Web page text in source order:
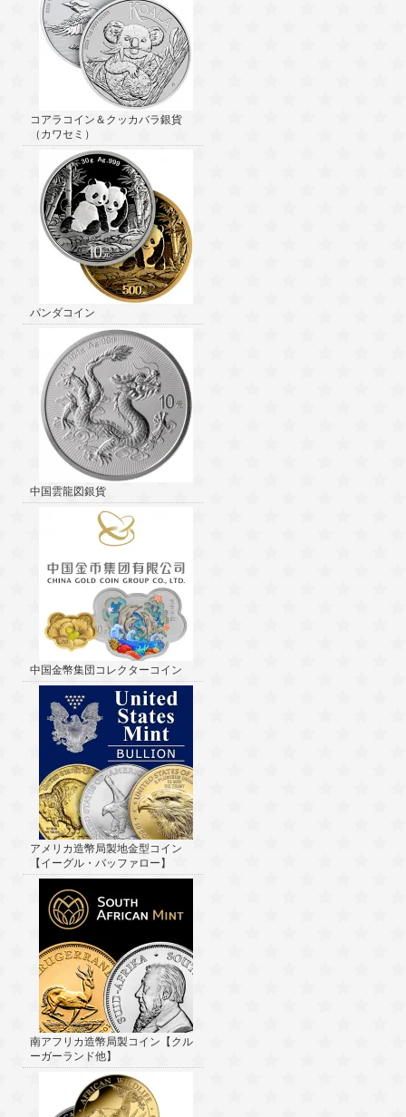
コアラコイン＆クッカバラ銀貨
（カワセミ）
パンダコイン
中国雲龍図銀貨
中国金幣集団コレクターコイン
アメリカ造幣局製地金型コイン
【イーグル・バッファロー】
南アフリカ造幣局製コイン【クル
ーガーランド他】